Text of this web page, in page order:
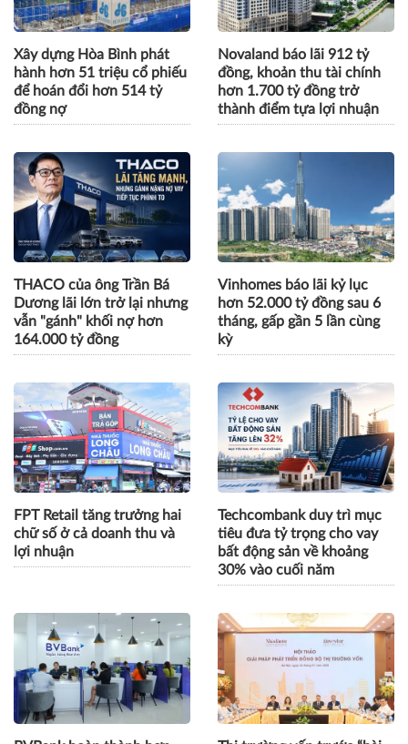
Xây dựng Hòa Bình phát
hành hơn 51 triệu cổ phiếu
để hoán đổi hơn 514 tỷ
đồng nợ
Novaland báo lãi 912 tỷ
đồng, khoản thu tài chính
hơn 1.700 tỷ đồng trở
thành điểm tựa lợi nhuận
THACO của ông Trần Bá
Dương lãi lớn trở lại nhưng
vẫn "gánh" khối nợ hơn
164.000 tỷ đồng
Vinhomes báo lãi kỷ lục
hơn 52.000 tỷ đồng sau 6
tháng, gấp gần 5 lần cùng
kỳ
FPT Retail tăng trưởng hai
chữ số ở cả doanh thu và
lợi nhuận
Techcombank duy trì mục
tiêu đưa tỷ trọng cho vay
bất động sản về khoảng
30% vào cuối năm